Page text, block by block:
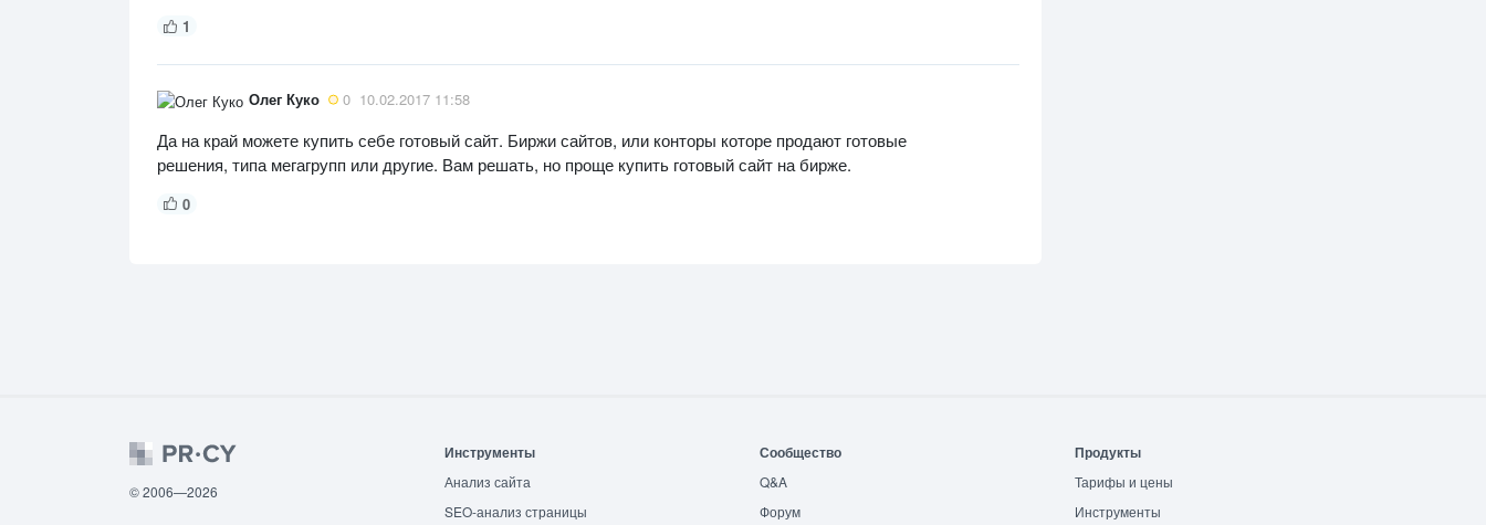
1
Олег Куко 0 10.02.2017 11:58
Да на край можете купить себе готовый сайт. Биржи сайтов, или конторы которе продают готовые
решения, типа мегагрупп или другие. Вам решать, но проще купить готовый сайт на бирже.
0
© 2006—2026
Инструменты
Анализ сайта
SEO-анализ страницы
Сообщество
Q&A
Форум
Продукты
Тарифы и цены
Инструменты